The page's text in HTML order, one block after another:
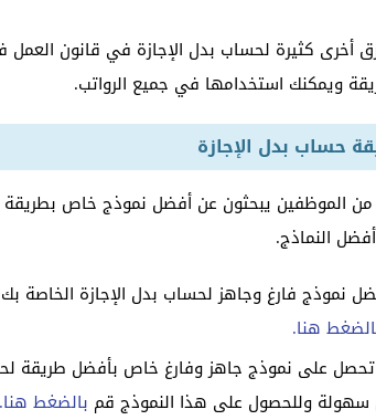
أخرى كثيرة لحساب بدل الإجازة في قانون العمل
ويمكنك استخدامها في جميع الرواتب.
حساب بدل الإجازة
من الموظفين يبحثون عن أفضل نموذج خاص
النماذج.
نموذج فارغ وجاهز لحساب بدل الإجازة
هنا.
سهولة وللحصول على هذا النموذج قم بالضغط هنا.